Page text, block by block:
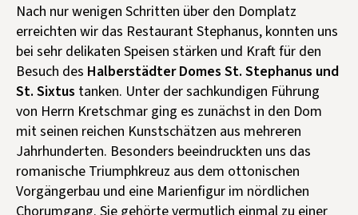
Nach nur wenigen Schritten über den Domplatz
erreichten wir das Restaurant Stephanus, konnten uns
bei sehr delikaten Speisen stärken und Kraft für den
Besuch des Halberstädter Domes St. Stephanus und
St. Sixtus tanken. Unter der sachkundigen Führung
von Herrn Kretschmar ging es zunächst in den Dom
mit seinen reichen Kunstschätzen aus mehreren
Jahrhunderten. Besonders beeindruckten uns das
romanische Triumphkreuz aus dem ottonischen
Vorgängerbau und eine Marienfigur im nördlichen
Chorumgang. Sie gehörte vermutlich einmal zu einer